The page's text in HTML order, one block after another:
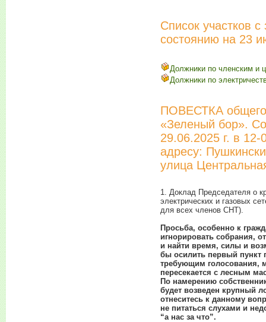
Список участков
состоянию на 23
Должники по членским и
Должники по
ПОВЕСТКА
«Зеленый бор».
29.06.2025 г. в 12-
адресу:
улица
1. Доклад Председателя о
электрических и газовых
для всех членов СНТ).
Просьба, особенно к
игнорировать собрания,
и найти время, силы и
бы осилить первый пункт
требующим голосования,
пересекается с лесным
По намерению
будет возведен крупный
отнеситесь к данному
не питаться слухами и
“а нас за что”.